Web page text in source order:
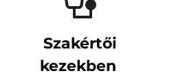
Szakértői
kezekben